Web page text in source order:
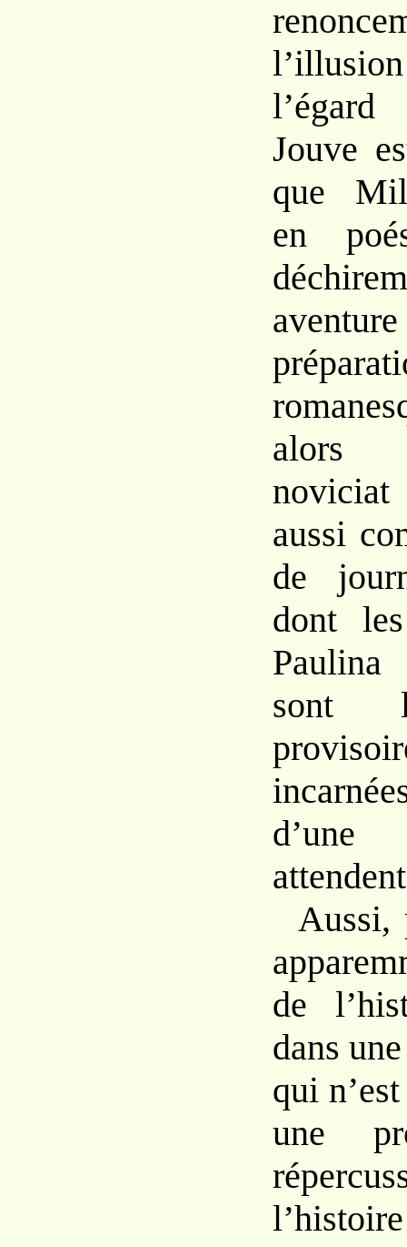
Jouve
que
en
alors
aussi
de
dont
Paulina
sont
Aussi,
de
dans
qui
une